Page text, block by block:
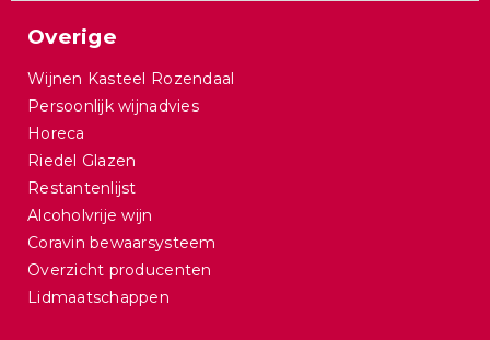
Overige
Wijnen Kasteel Rozendaal
Persoonlijk wijnadvies
Horeca
Riedel Glazen
Restantenlijst
Alcoholvrije wijn
Coravin bewaarsysteem
Overzicht producenten
Lidmaatschappen